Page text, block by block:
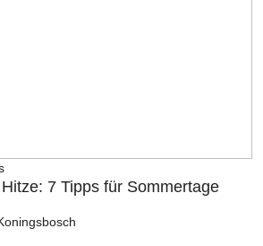
7 Tipps für Sommertage